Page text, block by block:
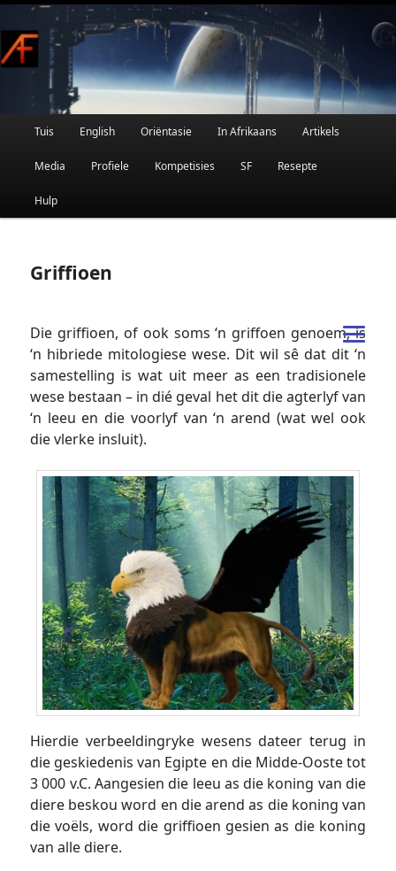
Skip
to
primary
content
Afrikaanse Wetenskapfiksie en Fantasie
Main
Tuis English Oriëntasie In Afrikaans Artikels
Media Profiele Kompetisies SF Resepte
Hulp
Griffioen
Die griffioen, of ook soms ‘n griffoen genoem, is
‘n hibriede mitologiese wese. Dit wil sê dat dit ‘n
samestelling is wat uit meer as een tradisionele
wese bestaan – in dié geval het dit die agterlyf van
‘n leeu en die voorlyf van ‘n arend (wat wel ook
die vlerke insluit).
Hierdie verbeeldingryke wesens dateer terug in
die geskiedenis van Egipte en die Midde-Ooste tot
3 000 v.C. Aangesien die leeu as die koning van die
diere beskou word en die arend as die koning van
die voëls, word die griffioen gesien as die koning
van alle diere.